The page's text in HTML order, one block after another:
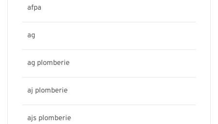
afpa
ag
ag plomberie
aj plomberie
ajs plomberie